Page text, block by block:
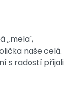
„mela",
naše celá.
s radostí přijali